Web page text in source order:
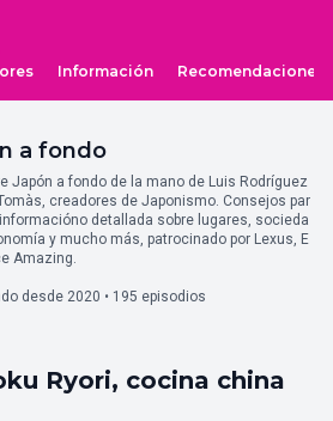
Información Recomendaciones
a fondo
Japón a fondo de la mano de Luis Rodríguez
creadores de Japonismo. Consejos par
detallada sobre lugares, socieda
y mucho más, patrocinado por Lexus, E
Amazing.
desde 2020 • 195 episodios
Ryori, cocina china